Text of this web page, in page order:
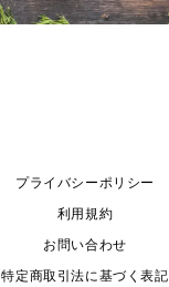
プライバシーポリシー
利用規約
お問い合わせ
特定商取引法に基づく表記